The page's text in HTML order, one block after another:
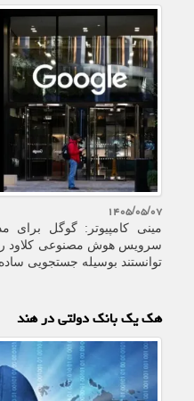
۱۴۰۵/۰۵/۰۷
مینی کامپیوتر: گوگل برای
سرویس هوش مصنوعی کلاود
توانستند بوسیله جستجویی ساده
هک یک بانک دولتی در هند